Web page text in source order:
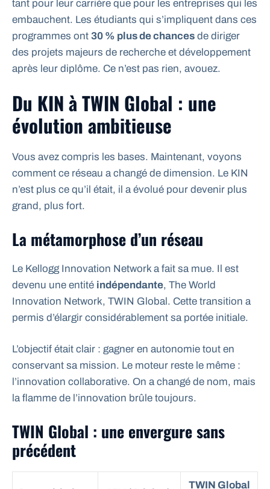
tant pour leur carrière que pour les entreprises qui les
embauchent. Les étudiants qui s’impliquent dans ces
programmes ont 30 % plus de chances de diriger
des projets majeurs de recherche et développement
après leur diplôme. Ce n’est pas rien, avouez.
Du KIN à TWIN Global : une
évolution ambitieuse
Vous avez compris les bases. Maintenant, voyons
comment ce réseau a changé de dimension. Le KIN
n’est plus ce qu’il était, il a évolué pour devenir plus
grand, plus fort.
La métamorphose d’un réseau
Le Kellogg Innovation Network a fait sa mue. Il est
devenu une entité indépendante, The World
Innovation Network, TWIN Global. Cette transition a
permis d’élargir considérablement sa portée initiale.
L’objectif était clair : gagner en autonomie tout en
conservant sa mission. Le moteur reste le même :
l’innovation collaborative. On a changé de nom, mais
la flamme de l’innovation brûle toujours.
TWIN Global : une envergure sans
précédent
TWIN Global